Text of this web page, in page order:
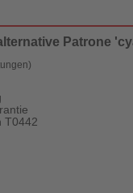
Patrone
T0442